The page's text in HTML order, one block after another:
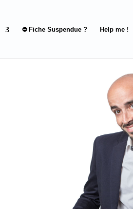
⛔ Fiche Suspendue ? Help me !